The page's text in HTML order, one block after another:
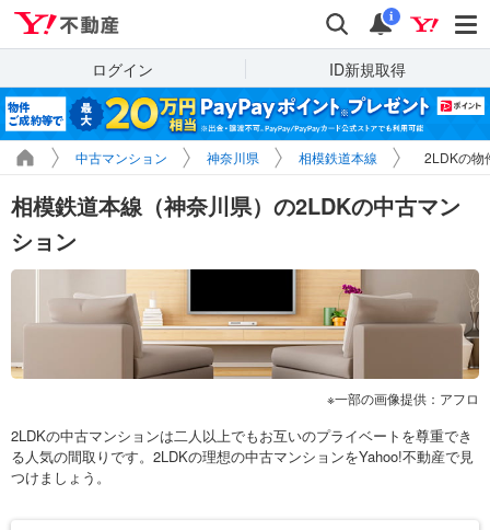
検索 通知
i
ログイン ID新規取得
中古マンション 神奈川県 相模鉄道本線 2LDKの物
相模鉄道本線（神奈川県）の2LDKの中古マン
ション
一部の画像提供：アフロ
2LDKの中古マンションは二人以上でもお互いのプライベートを尊重でき
る人気の間取りです。2LDKの理想の中古マンションをYahoo!不動産で見
つけましょう。